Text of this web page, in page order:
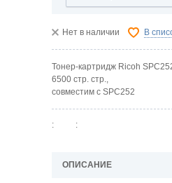
Нет в наличии В
Тонер-картридж Ricoh
6500 стр. стр.,
совместим с SPC252
: :
ОПИСАНИЕ